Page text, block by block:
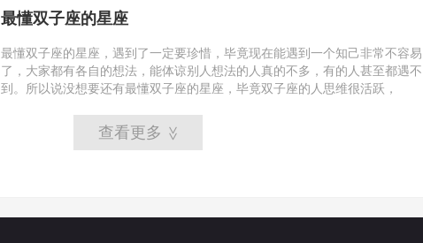
最懂双子座的星座
最懂双子座的星座，遇到了一定要珍惜，毕竟现在能遇到一个知己非常不容易
了，大家都有各自的想法，能体谅别人想法的人真的不多，有的人甚至都遇不
到。所以说没想要还有最懂双子座的星座，毕竟双子座的人思维很活跃，
查看更多 >>